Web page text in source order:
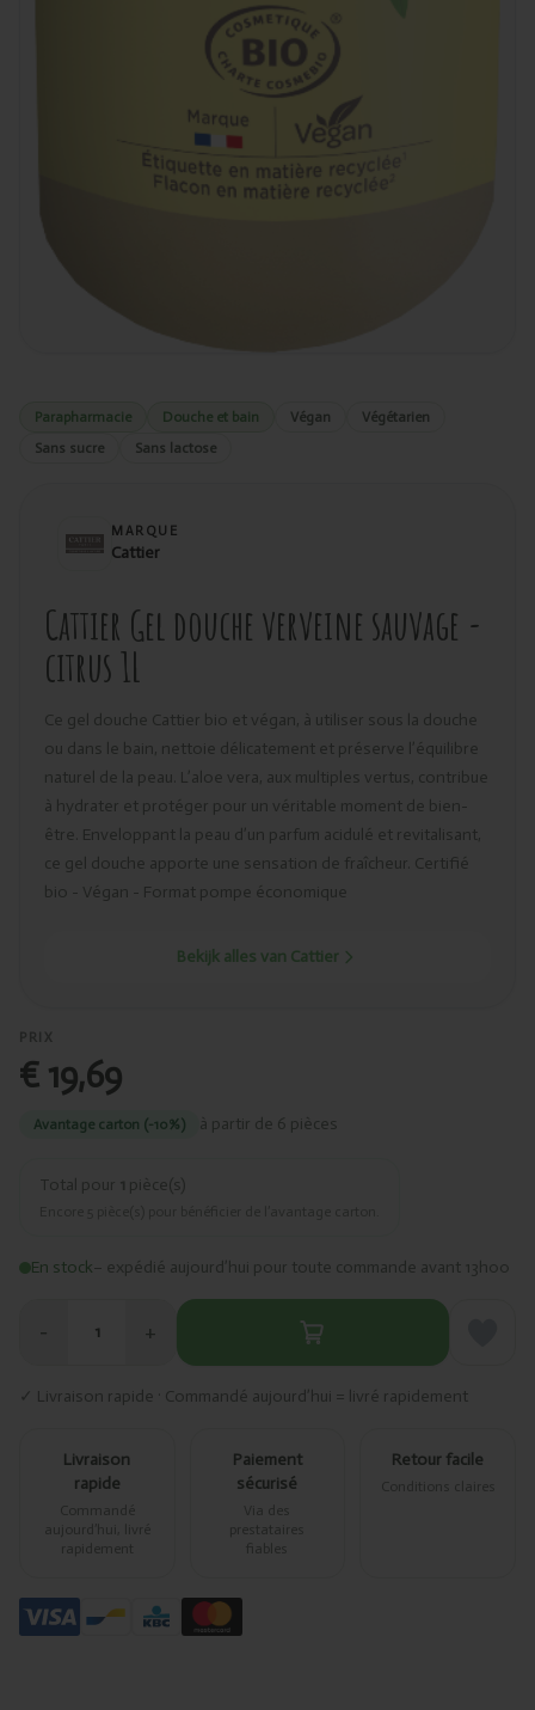
Parapharmacie Douche et bain Végan
Végétarien
Sans sucre
Sans lactose
MARQUE
Cattier
Cattier Gel douche verveine sauvage -
citrus 1L
Ce gel douche Cattier bio et végan, à utiliser sous la douche
ou dans le bain, nettoie délicatement et préserve l’équilibre
naturel de la peau. L’aloe vera, aux multiples vertus, contribue
à hydrater et protéger pour un véritable moment de bien-
être. Enveloppant la peau d’un parfum acidulé et revitalisant,
ce gel douche apporte une sensation de fraîcheur. Certifié
bio - Végan - Format pompe économique
Bekijk alles van Cattier
PRIX
€ 19,69
Avantage carton (-10%) à partir de 6 pièces
Total pour 1 pièce(s)
En stock– expédié aujourd’hui pour toute commande avant 13h00
− 1 +
✓ Livraison rapide · Commandé aujourd’hui = livré rapidement
Livraison
rapide
Commandé
aujourd’hui, livré
rapidement
Paiement
sécurisé
Via des
prestataires
fiables
Retour facile
Conditions claires